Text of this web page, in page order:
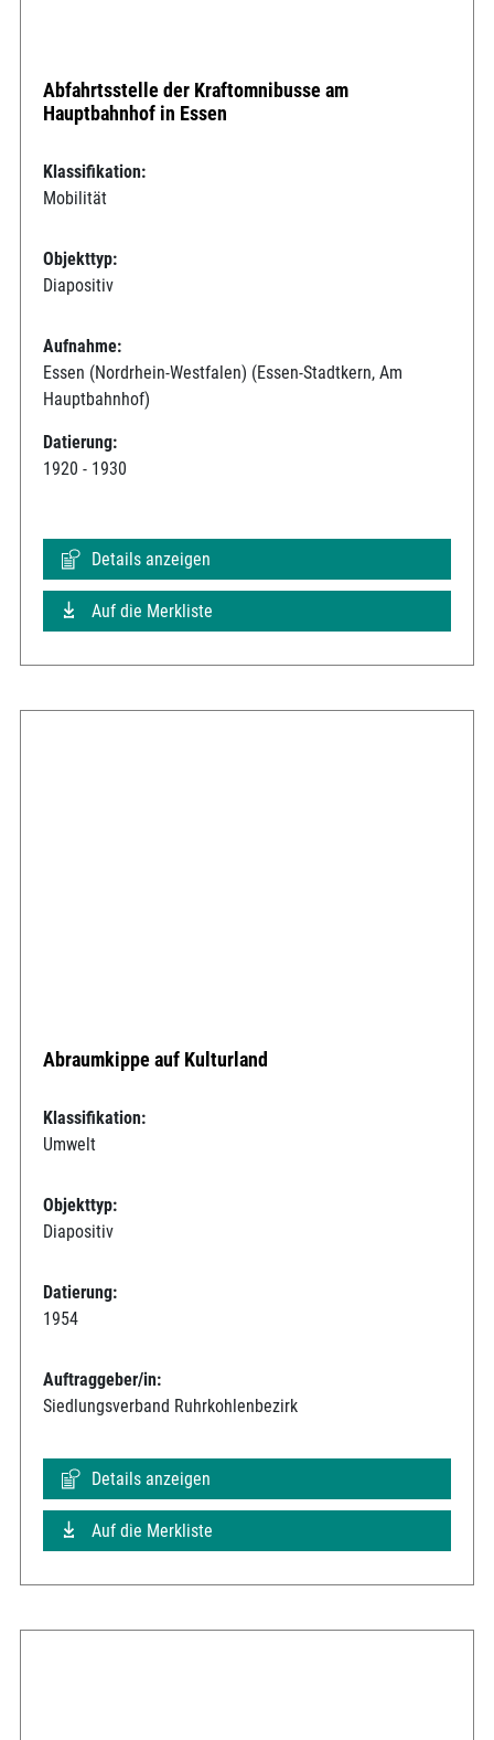
Abfahrtsstelle der Kraftomnibusse am
Hauptbahnhof in Essen
Klassifikation:
Mobilität
Objekttyp:
Diapositiv
Aufnahme:
Essen (Nordrhein-Westfalen) (Essen-Stadtkern, Am
Hauptbahnhof)
Datierung:
1920 - 1930
Details anzeigen
Auf die Merkliste
Abraumkippe auf Kulturland
Klassifikation:
Umwelt
Objekttyp:
Diapositiv
Datierung:
1954
Auftraggeber/in:
Siedlungsverband Ruhrkohlenbezirk
Details anzeigen
Auf die Merkliste